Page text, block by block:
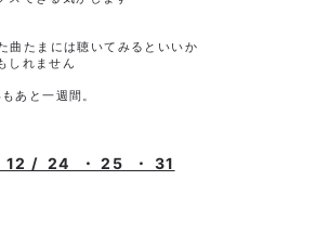
曲たまには聴いてみるといいか
しれません
あと一週間。
12 / 24 ・ 25 ・ 31